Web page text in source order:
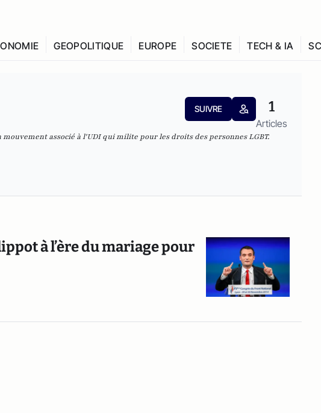
GEOPOLITIQUE EUROPE SOCIETE TECH & IA
SUIVRE 1
Articles
associé à l'UDI qui milite pour les droits des personnes LGBT.
à l’ère du mariage pour